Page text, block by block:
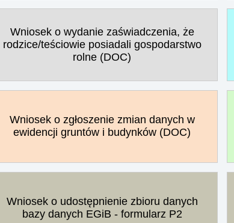
Wniosek o wydanie zaświadczenia, że
rodzice/teściowie posiadali gospodarstwo
rolne (DOC)
Wniosek o zgłoszenie zmian danych w
ewidencji gruntów i budynków (DOC)
Wniosek o udostępnienie zbioru danych
bazy danych EGiB - formularz P2